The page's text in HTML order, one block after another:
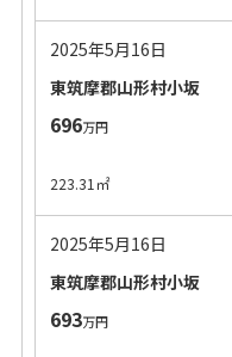
2025年5月16日
東筑摩郡山形村小坂
696万円
223.31㎡
2025年5月16日
東筑摩郡山形村小坂
693万円